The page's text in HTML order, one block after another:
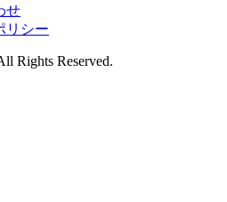
せ
リシー
Rights Reserved.